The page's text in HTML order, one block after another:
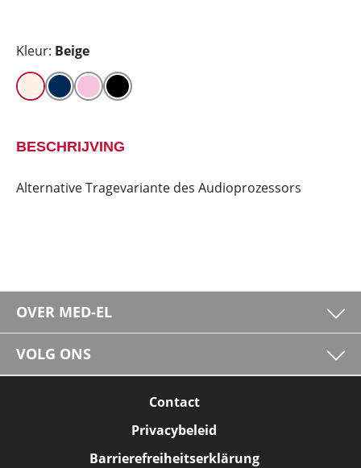
Kleur: Beige
BESCHRIJVING
Alternative Tragevariante des Audioprozessors
OVER MED-EL
VOLG ONS
Contact
Privacybeleid
Barrierefreiheitserklärung